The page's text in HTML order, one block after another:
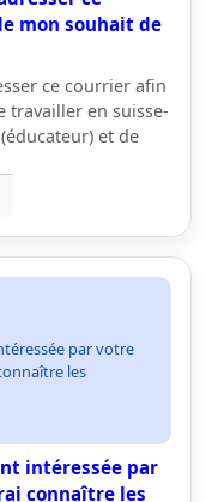
mon souhait de
ce courrier afin
travailler en suisse-
et de
par votre
les
intéressée par
connaître les